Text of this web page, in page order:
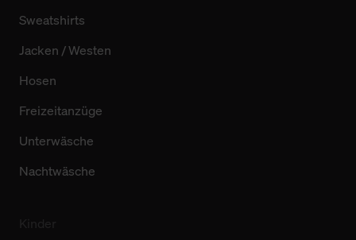
Sweatshirts
Jacken / Westen
Hosen
Freizeitanzüge
Unterwäsche
Nachtwäsche